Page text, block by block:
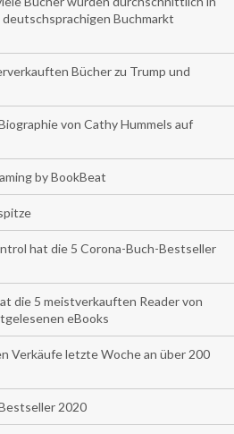
Buchmarkt
Bücher zu Trump und
von Cathy Hummels auf
by BookBeat
hat die 5 Corona-Buch-Bestseller
die 5 meistverkauften Reader von
eBooks
Verkäufe letzte Woche an über 200
2020